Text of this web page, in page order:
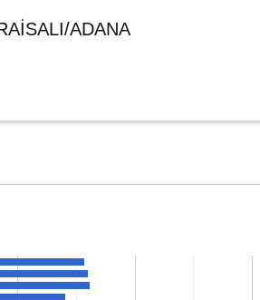
ADANA